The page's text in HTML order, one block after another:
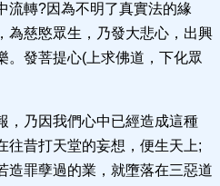
流轉?因為不明了真實法的緣
為慈愍眾生，乃發大悲心，出興
。發菩提心(上求佛道，下化眾
，乃因我們心中已經造成這種
往昔打天堂的妄想，便生天上;
造罪孽過的業，就墮落在三惡道